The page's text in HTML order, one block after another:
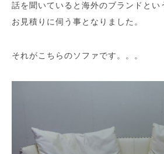
話を聞いていると海外のブランドとい
お見積りに伺う事となりました。
それがこちらのソファです。。。